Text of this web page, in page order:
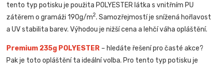
tento typ potisku je použita POLYESTER látka s vnitřním PU
zátěrem o gramáži 190g/m2. Samozřejmostí je snížená hořlavost
a UV stabilita barev. Výhodou je nižší cena a lehčí váha opláštění.
Premium 235g POLYESTER – hledáte řešení pro časté akce?
Pak je toto opláštění ta ideální volba. Pro tento typ potisku je